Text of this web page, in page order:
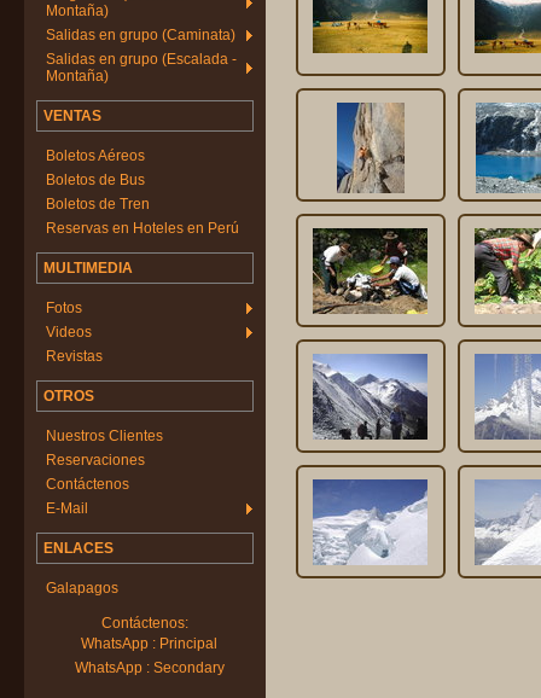
Montaña)
Salidas en grupo (Caminata)
Salidas en grupo (Escalada -
Montaña)
VENTAS
Boletos Aéreos
Boletos de Bus
Boletos de Tren
Reservas en Hoteles en Perú
MULTIMEDIA
Fotos
Videos
Revistas
OTROS
Nuestros Clientes
Reservaciones
Contáctenos
E-Mail
ENLACES
Galapagos
Contáctenos:
WhatsApp : Principal
WhatsApp : Secondary